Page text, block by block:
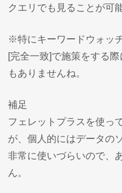
クエリでも見ることが可
※特にキーワードウォッ
[完全一致]で施策をする
もありませんね。
補足
フェレットプラスを使っ
が、個人的にはデータの
非常に使いづらいので、
ん。